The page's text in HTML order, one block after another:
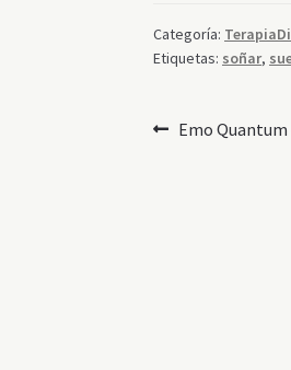
Categoría:
Etiquetas: soñar,
Anterior:
Emo